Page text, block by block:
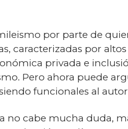
por parte de
caracterizadas por
privada e
Pero ahora puede
funcionales al
no cabe mucha duda,